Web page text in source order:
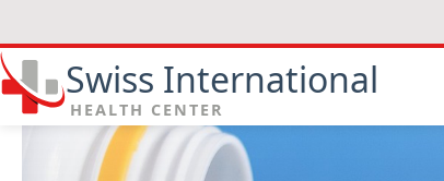
Swiss International
HEALTH CENTER